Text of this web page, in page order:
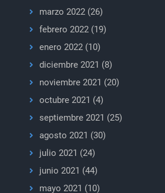
marzo 2022(26)
febrero 2022(19)
enero 2022(10)
diciembre 2021 (8)
noviembre 2021 (20)
octubre 2021 (4)
septiembre 2021 (25)
agosto 2021 (30)
julio 2021 (24)
junio 2021 (44)
mayo 2021 (10)